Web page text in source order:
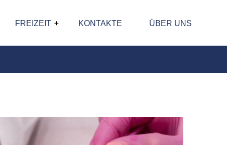
FREIZEIT KONTAKTE ÜBER UNS